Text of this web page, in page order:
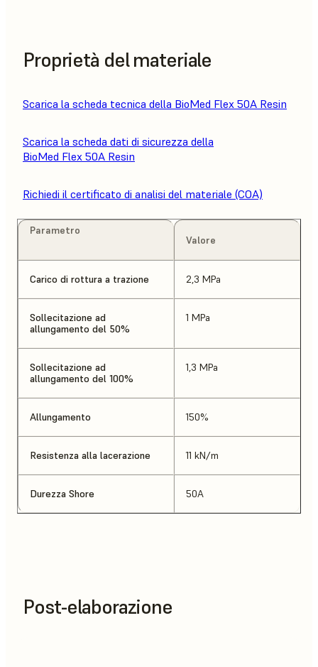
Proprietà del materiale
Scarica la scheda tecnica della BioMed Flex 50A Resin
Scarica la scheda dati di sicurezza della
BioMed Flex 50A Resin
Richiedi il certificato di analisi del materiale (COA)
Parametro
Valore
Carico di rottura a trazione 2,3 MPa
Sollecitazione ad
allungamento del 50%
1 MPa
Sollecitazione ad
allungamento del 100%
1,3 MPa
Allungamento 150%
Resistenza alla lacerazione 11 kN/m
Durezza Shore 50A
Post-elaborazione